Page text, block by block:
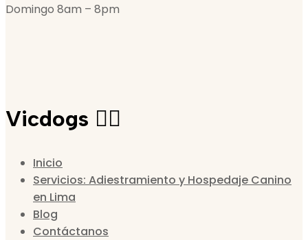
Domingo 8am – 8pm
Vicdogs 🐕‍🦺
Inicio
Servicios: Adiestramiento y Hospedaje Canino
en Lima
Blog
Contáctanos